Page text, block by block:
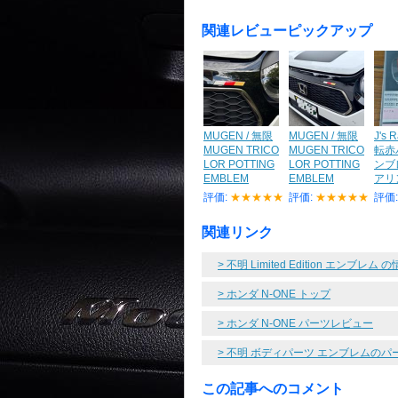
関連レビューピックアップ
MUGEN / 無限
MUGEN TRICO
LOR POTTING
EMBLEM
評価: ★★★★★
MUGEN / 無限
MUGEN TRICO
LOR POTTING
EMBLEM
評価: ★★★★★
J's
転赤
ンブ
アリ
評
関連リンク
> 不明 Limited Edition エンブレム の
> ホンダ N-ONE トップ
> ホンダ N-ONE パーツレビュー
> 不明 ボディパーツ エンブレムのパ
この記事へのコメント